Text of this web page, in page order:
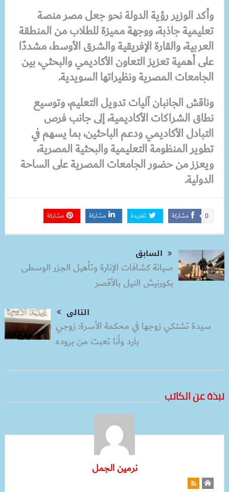
وأكد الوزير رؤية الدولة نحو جعل مصر منصة
تعليمية جاذبة، ووجهة مميزة للطلاب من المنطقة
العربية، والقارة الإفريقية والشرق الأوسط، مشددًا
على أهمية تعزيز التعاون الأكاديمي والبحثي، بين
الجامعات المصرية ونظيراتها السويدية.
وناقش الجانبان آليات تدويل التعليم، وتوسيع
نطاق الشراكات الأكاديمية، إلى جانب فرص
التبادل الأكاديمي ودعم الباحثين، بما يسهم في
تطوير المنظومة التعليمية والبحثية المصرية،
ويعزز من حضور الجامعات المصرية على الساحة
الدولية.
مشاركة 0 تغريدة مشاركة مشاركة
السابق
صيانة كشافات الإنارة وتأهيل الجزر الوسطى
بكورنيش النيل بالأقصر
التالى
سيدة تشتكي زوجها في محكمة الأسرة: زوجي
بارد وأنا تعبت من بروده
نبذة عن الكاتب
نرمين الجمل